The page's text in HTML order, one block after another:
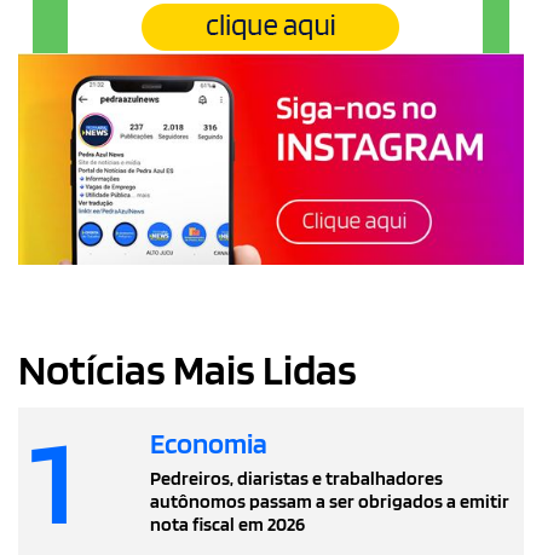
Notícias Mais Lidas
1 Economia
Pedreiros, diaristas e trabalhadores
autônomos passam a ser obrigados a emitir
nota fiscal em 2026